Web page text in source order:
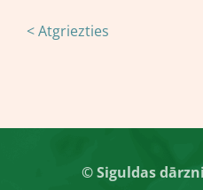
< Atgriezties
© Siguldas